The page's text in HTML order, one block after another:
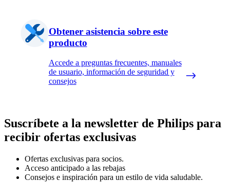
Obtener asistencia sobre este
producto
Accede a preguntas frecuentes, manuales
de usuario, información de seguridad y
consejos
Suscríbete a la newsletter de Philips para
recibir ofertas exclusivas
Ofertas exclusivas para socios.
Acceso anticipado a las rebajas
Consejos e inspiración para un estilo de vida saludable.